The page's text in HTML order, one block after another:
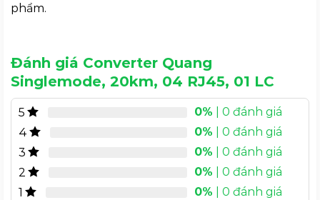
phẩm.
Đánh giá Converter Quang
Singlemode, 20km, 04 RJ45, 01 LC
5 0% | 0 đánh giá
4
0% | 0 đánh giá
3
0% | 0 đánh giá
2
0% | 0 đánh giá
1
0% | 0 đánh giá